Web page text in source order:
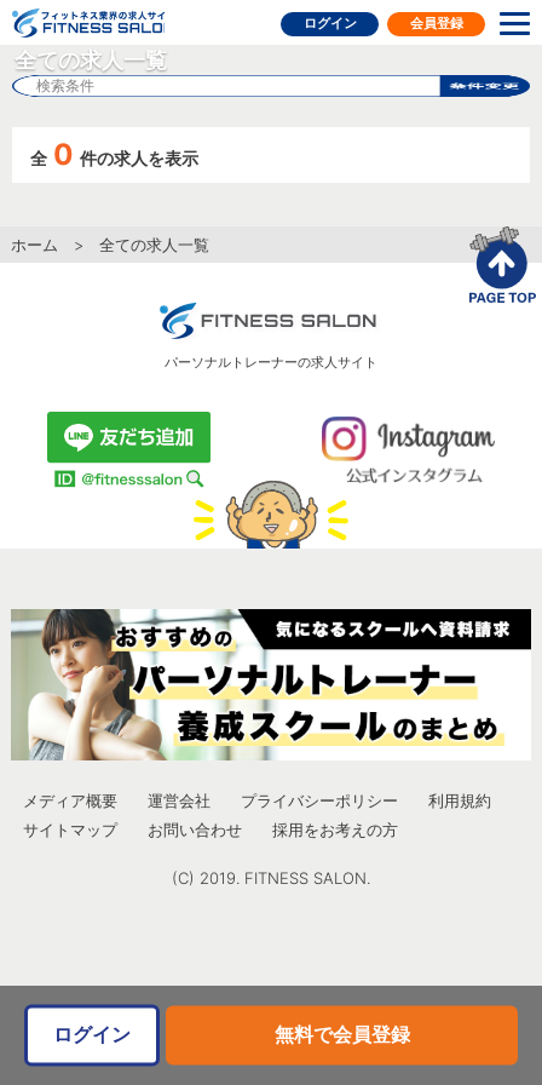
フィットネス業界の求人
ログイン 会員登録
全ての求人一覧
検索条件
全 0 件の求人を表示
ログイン 無料で会員登録
ホーム > 全ての求人一覧
パーソナルトレーナーの求人サイト
メディア概要 運営会社 プライバシーポリシー
利用規約
サイトマップ
お問い合わせ 採用をお考えの方
(C) 2019. FITNESS SALON.